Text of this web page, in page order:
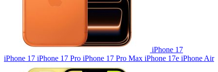
iPhone 17
iPhone 17 iPhone 17 Pro iPhone 17 Pro Max iPhone 17e iPhone Air